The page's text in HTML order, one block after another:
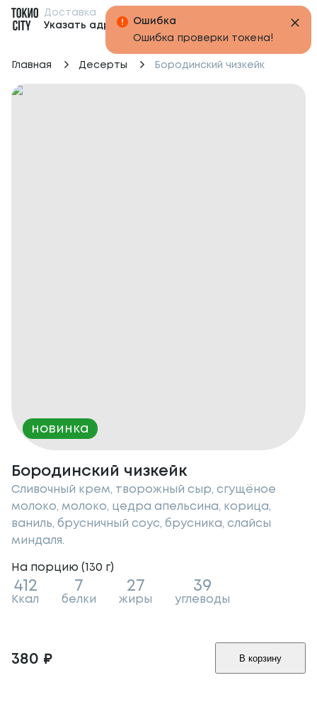
Доставка
Указать адрес
Главная Десерты Бородинский чизкейк
новинка
Бородинский чизкейк
Сливочный крем, творожный сыр, сгущёное
молоко, молоко, цедра апельсина, корица,
ваниль, брусничный соус, брусника, слайсы
миндаля.
На порцию (130 г)
412
Ккал
7
белки
27
жиры
39
углеводы
380 ₽ В корзину